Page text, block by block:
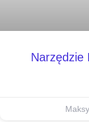
Narzędzie